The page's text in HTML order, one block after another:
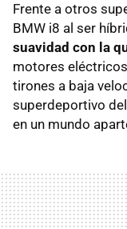
Frente a otros
BMW i8 al ser
suavidad con la
motores
tirones a baja
superdeportivo
en un mundo